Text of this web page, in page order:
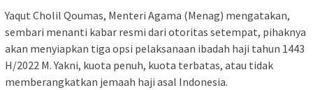
Yaqut Cholil Qoumas, Menteri Agama (Menag) mengatakan,
sembari menanti kabar resmi dari otoritas setempat, pihaknya
akan menyiapkan tiga opsi pelaksanaan ibadah haji tahun 1443
H/2022 M. Yakni, kuota penuh, kuota terbatas, atau tidak
memberangkatkan jemaah haji asal Indonesia.